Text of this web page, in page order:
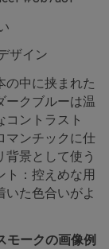
ザイン
の中に挟まれた
ークブルーは温
コントラスト
マンチックに仕
景として使う
ト：控えめな用
た色合いがよ
モークの画像例